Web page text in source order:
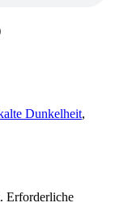
Dunkelheit,
Erforderliche